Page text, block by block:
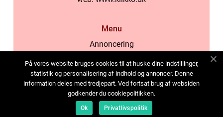
Menu
Annoncering
Cookies
Kontakt os
Sitemap
På vores website bruges cookies til at huske dine indstillinger,
statistik og personalisering af indhold og annoncer. Denne
information deles med tredjepart. Ved fortsat brug af websiden
godkender du cookiepolitikken.
Ok Privatlivspolitik